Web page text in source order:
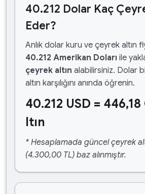
40.212 Dolar Kaç
Eder?
Anlık dolar kuru ve çeyrek altın
40.212 Amerikan Doları ile
çeyrek altın alabilirsiniz. Dolar
altın karşılığını anında öğrenin.
40.212 USD =
ltın
* Hesaplamada güncel çeyrek
(4.300,00 TL) baz alınmıştır.